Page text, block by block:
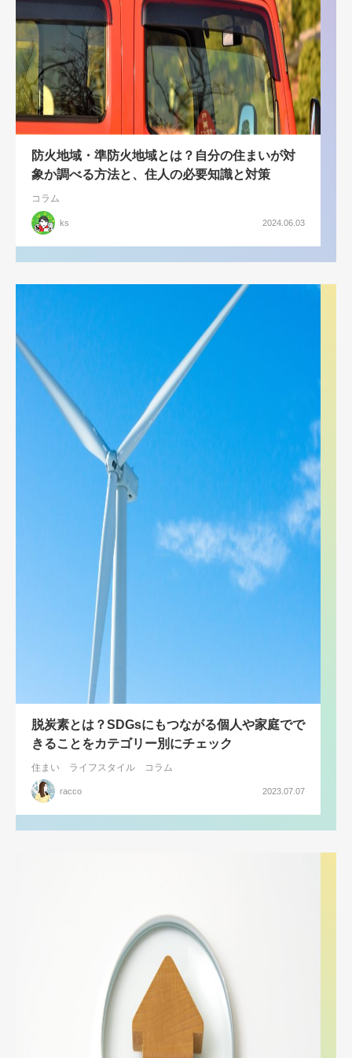
防火地域・準防火地域とは？自分の住まいが対
象か調べる方法と、住人の必要知識と対策
コラム
ks 2024.06.03
脱炭素とは？SDGsにもつながる個人や家庭でで
きることをカテゴリー別にチェック
住まい ライフスタイル コラム
racco 2023.07.07